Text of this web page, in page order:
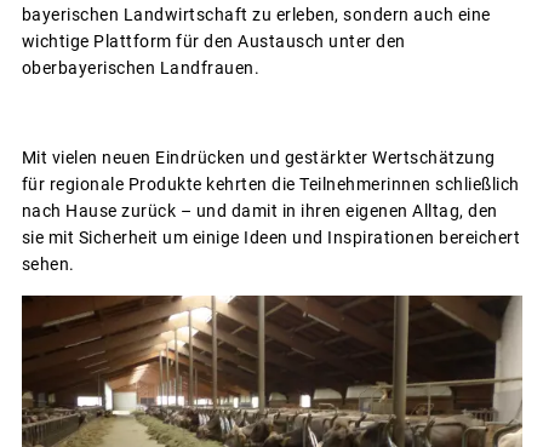
bayerischen Landwirtschaft zu erleben, sondern auch eine
wichtige Plattform für den Austausch unter den
oberbayerischen Landfrauen.
Mit vielen neuen Eindrücken und gestärkter Wertschätzung
für regionale Produkte kehrten die Teilnehmerinnen schließlich
nach Hause zurück – und damit in ihren eigenen Alltag, den
sie mit Sicherheit um einige Ideen und Inspirationen bereichert
sehen.